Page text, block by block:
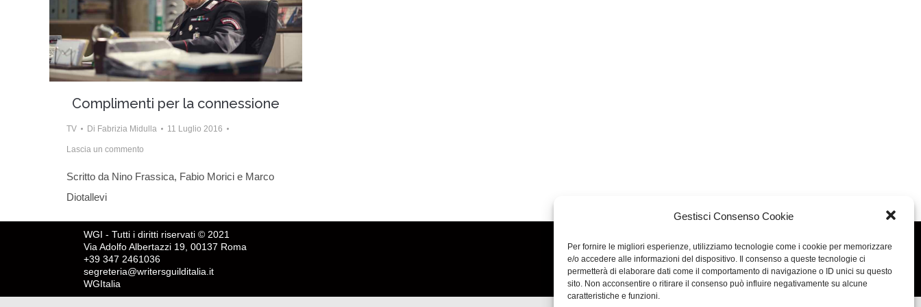
Gestisci Consenso Cookie
Per fornire le migliori esperienze, utilizziamo tecnologie come i cookie per memorizzare
e/o accedere alle informazioni del dispositivo. Il consenso a queste tecnologie ci
permetterà di elaborare dati come il comportamento di navigazione o ID unici su questo
sito. Non acconsentire o ritirare il consenso può influire negativamente su alcune
caratteristiche e funzioni.
Complimenti per la connessione
TV Di Fabrizia Midulla 11 Luglio 2016
Lascia un commento
Scritto da Nino Frassica, Fabio Morici e Marco
Diotallevi
WGI - Tutti i diritti riservati © 2021
Via Adolfo Albertazzi 19, 00137 Roma
+39 347 2461036
segreteria@writersguilditalia.it
WGItalia
Concept: Annamaria De Paola - Realizzazione: AF
Cookie & Privacy Policy